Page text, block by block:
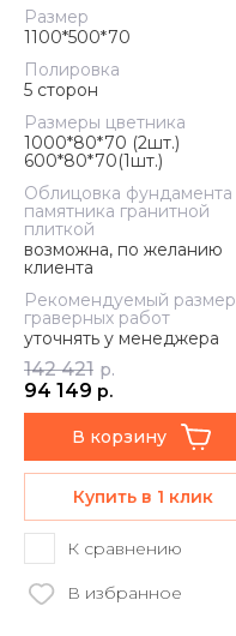
Размер
1100*500*70
Полировка
5 сторон
Размеры цветника
1000*80*70 (2шт.)
600*80*70(1шт.)
Облицовка фундамента
памятника гранитной
плиткой
возможна, по желанию
клиента
Рекомендуемый размер
граверных работ
уточнять у менеджера
142 421 р.
94 149 р.
В корзину
Купить в 1 клик
К сравнению
В избранное